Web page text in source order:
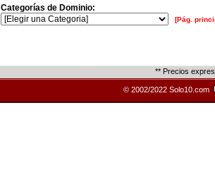
Categorías de Dominio:
[Pág.
** Precios
© 2002/2022 Solo10.com